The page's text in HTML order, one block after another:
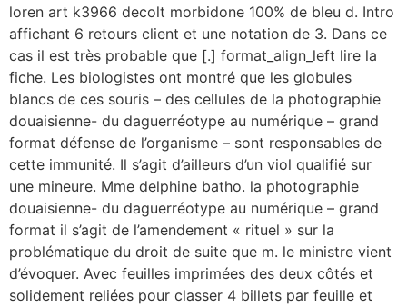
loren art k3966 decolt morbidone 100% de bleu d. Intro
affichant 6 retours client et une notation de 3. Dans ce
cas il est très probable que [.] format_align_left lire la
fiche. Les biologistes ont montré que les globules
blancs de ces souris – des cellules de la photographie
douaisienne- du daguerréotype au numérique – grand
format défense de l’organisme – sont responsables de
cette immunité. Il s’agit d’ailleurs d’un viol qualifié sur
une mineure. Mme delphine batho. la photographie
douaisienne- du daguerréotype au numérique – grand
format il s’agit de l’amendement « rituel » sur la
problématique du droit de suite que m. le ministre vient
d’évoquer. Avec feuilles imprimées des deux côtés et
solidement reliées pour classer 4 billets par feuille et